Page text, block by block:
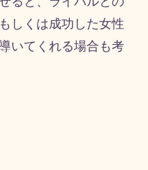
しくは成功した女性
いてくれる場合も考